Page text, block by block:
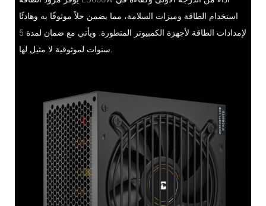
استخدام الطاقة وميزات السلامة، مما يضمن حلاً موثوقًا به وهادئًا
لإمدادات الطاقة لأجهزة الكمبيوتر المتطورة. ويأتي مع ضمان لمدة 5